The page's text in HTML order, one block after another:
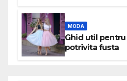
MODA
Ghid util
potrivita fusta